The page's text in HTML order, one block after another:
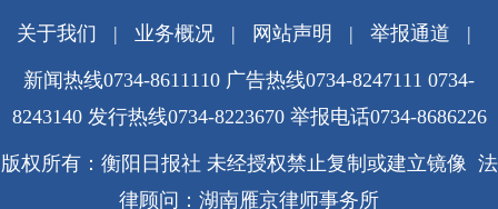
关于我们 | 业务概况| 网站声明 | 举报通道 |
新闻热线0734-8611110 广告热线0734-8247111 0734-
8243140 发行热线0734-8223670 举报电话0734-8686226
版权所有：衡阳日报社 未经授权禁止复制或建立镜像 法
律顾问：湖南雁京律师事务所